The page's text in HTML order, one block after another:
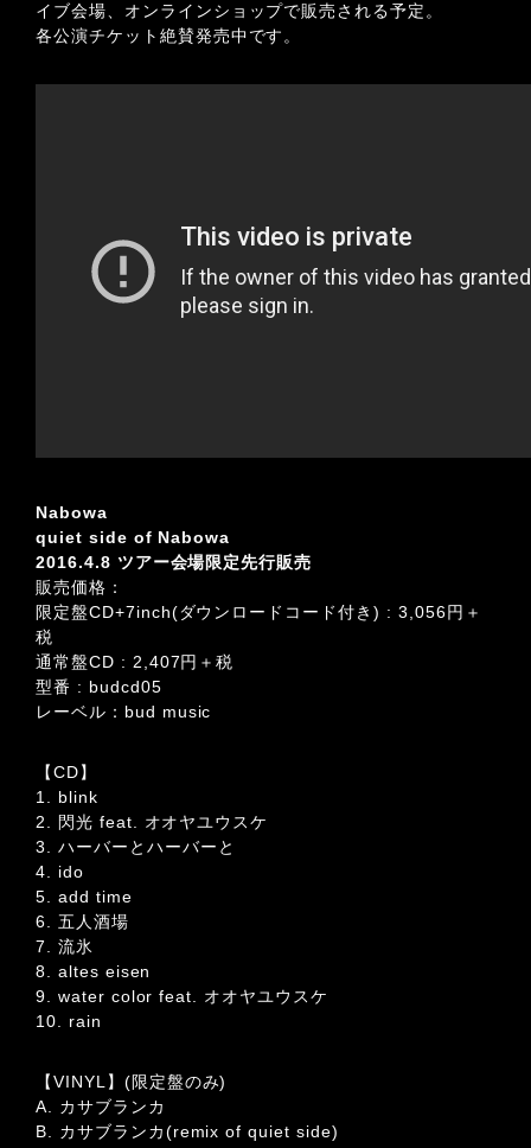
イブ会場、オンラインショップで販売される予定。
各公演チケット絶賛発売中です。
Nabowa
quiet side of Nabowa
2016.4.8 ツアー会場限定先行販売
販売価格：
限定盤CD+7inch(ダウンロードコード付き) : 3,056円＋
税
通常盤CD : 2,407円＋税
型番 : budcd05
レーベル：bud music
【CD】
1. blink
2. 閃光 feat. オオヤユウスケ
3. ハーバーとハーバーと
4. ido
5. add time
6. 五人酒場
7. 流氷
8. altes eisen
9. water color feat. オオヤユウスケ
10. rain
【VINYL】(限定盤のみ)
A. カサブランカ
B. カサブランカ(remix of quiet side)